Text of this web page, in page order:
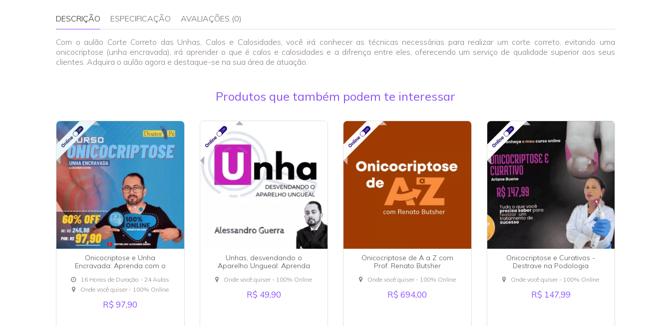
DESCRIÇÃO ESPECIFICAÇÃO AVALIAÇÕES (0)
Com o aulão Corte Correto das Unhas, Calos e Calosidades, você irá conhecer as técnicas necessárias para realizar um corte correto, evitando uma
onicocriptose (unha encravada), irá aprender o que é calos e calosidades e a difrença entre eles, oferecendo um serviço de qualidade superior aos seus
clientes. Adquira o aulão agora e destaque-se na sua área de atuação.
Produtos que também podem te interessar
Onicocriptose e Unha
Encravada: Aprenda com o
16 Horas de Duração - 24 Aulas
Onde você quiser - 100% Online
R$ 97,90
Unhas, desvendando o
Aparelho Ungueal: Aprenda
Onde você quiser - 100% Online
R$ 49,90
Onicocriptose de A a Z com
Prof. Renato Butsher
Onde você quiser - 100% Online
R$ 694,00
Onicocriptose e Curativos -
Destrave na Podologia
Onde você quiser - 100% Online
R$ 147,99